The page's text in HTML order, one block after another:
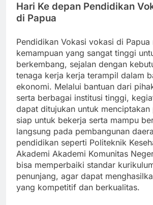
Hari Ke depan Pendidikan
di Papua
Pendidikan Vokasi vokasi di Papua
kemampuan yang sangat tinggi
berkembang, sejalan dengan
tenaga kerja kerja terampil dalam
ekonomi. Melalui bantuan dari
serta berbagai institusi tinggi,
dapat ditujukan untuk
siap untuk bekerja serta mampu
langsung pada pembangunan
pendidikan seperti Politeknik
Akademi Akademi Komunitas
bisa memperbaiki standar
penunjang, agar dapat
yang kompetitif dan berkualitas.